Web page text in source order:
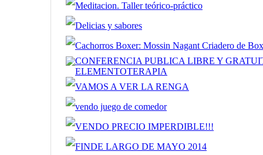
Meditacion. Taller teórico-práctico
Delicias y sabores
Cachorros Boxer: Mossin Nagant Criadero de
CONFERENCIA PUBLICA LIBRE Y
ELEMENTOTERAPIA
VAMOS A VER LA RENGA
vendo juego de comedor
VENDO PRECIO IMPERDIBLE!!!
FINDE LARGO DE MAYO 2014